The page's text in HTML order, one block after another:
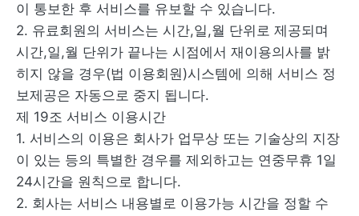
이 통보한 후 서비스를 유보할 수 있습니다.
2. 유료회원의 서비스는 시간,일,월 단위로 제공되며
시간,일,월 단위가 끝나는 시점에서 재이용의사를 밝
히지 않을 경우(법 이용회원)시스템에 의해 서비스 정
보제공은 자동으로 중지 됩니다.
제 19조 서비스 이용시간
1. 서비스의 이용은 회사가 업무상 또는 기술상의 지장
이 있는 등의 특별한 경우를 제외하고는 연중무휴 1일
24시간을 원칙으로 합니다.
2. 회사는 서비스 내용별로 이용가능 시간을 정할 수